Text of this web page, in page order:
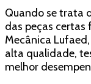
Quando se trata
das peças certas
Mecânica
alta qualidade,
melhor